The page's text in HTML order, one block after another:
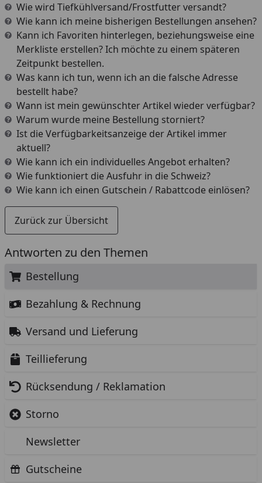
Antworten zu den Themen
Bestellung
Bezahlung & Rechnung
Versand und Lieferung
Teillieferung
Rücksendung / Reklamation
Storno
Newsletter
Gutscheine
Wie wird Tiefkühlversand/Frostfutter versandt?
Wie kann ich meine bisherigen Bestellungen ansehen?
Kann ich Favoriten hinterlegen, beziehungsweise eine
Merkliste erstellen? Ich möchte zu einem späteren
Zeitpunkt bestellen.
Was kann ich tun, wenn ich an die falsche Adresse
bestellt habe?
Wann ist mein gewünschter Artikel wieder verfügbar?
Warum wurde meine Bestellung storniert?
Ist die Verfügbarkeitsanzeige der Artikel immer
aktuell?
Wie kann ich ein individuelles Angebot erhalten?
Wie funktioniert die Ausfuhr in die Schweiz?
Wie kann ich einen Gutschein / Rabattcode einlösen?
Zurück zur Übersicht